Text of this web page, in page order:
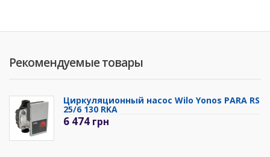
Рекомендуемые товары
Циркуляционный насос Wilo Yonos PARA RS
25/6 130 RKA
6 474 грн